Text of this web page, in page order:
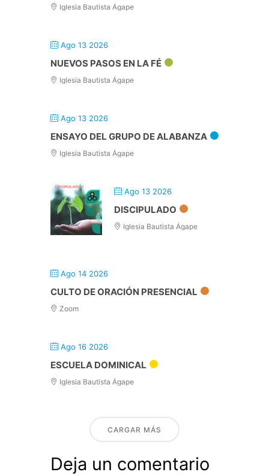
Iglesia Bautista Ágape
Ago 13 2026
NUEVOS PASOS EN LA FÉ
Iglesia Bautista Ágape
Ago 13 2026
ENSAYO DEL GRUPO DE ALABANZA
Iglesia Bautista Ágape
Ago 13 2026
DISCIPULADO
Iglesia Bautista Ágape
Ago 14 2026
CULTO DE ORACIÓN PRESENCIAL
Zoom
Ago 16 2026
ESCUELA DOMINICAL
Iglesia Bautista Ágape
CARGAR MÁS
Deja un comentario